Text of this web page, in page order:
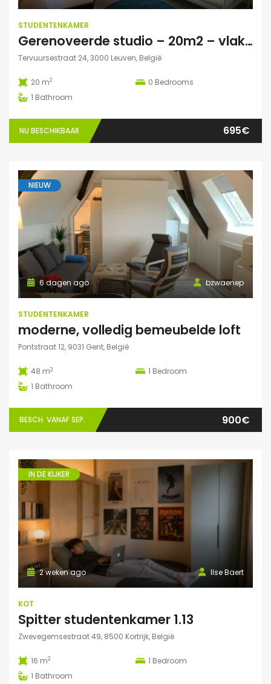
STUDENTENKAMER
Gerenoveerde studio – 20m2 – vlakbij campus Gasthuisberg
Tervuursestraat 24, 3000 Leuven, België
20 m2 0 Bedrooms
1 Bathroom
NU BESCHIKBAAR 695€
NIEUW
bzwaenep
6 dagen ago
STUDENTENKAMER
moderne, volledig bemeubelde loft
Pontstraat 12, 9031 Gent, België
48 m2 1 Bedroom
1 Bathroom
BESCH. VANAF SEP. 900€
IN DE KIJKER
Ilse Baert
2 weken ago
KOT
Spitter studentenkamer 1.13
Zwevegemsestraat 49, 8500 Kortrijk, België
16 m2 1 Bedroom
1 Bathroom